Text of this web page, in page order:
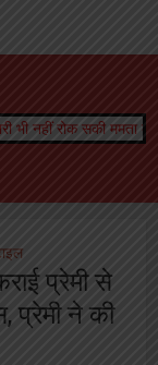
की धारा, जारी रहा स्तनपान
प्रेमी से
प्रेमी ने की